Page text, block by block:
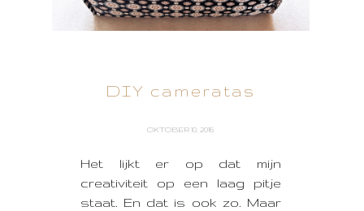
DIY cameratas
OKTOBER 10, 2016
Het lijkt er op dat mijn
creativiteit op een laag pitje
staat. En dat is ook zo. Maar